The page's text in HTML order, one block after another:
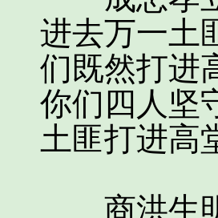
进去万一土
们既然打进
你们四人坚
土匪打进高
商洪生明